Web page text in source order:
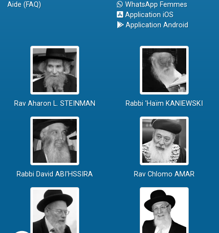
Aide (FAQ)
WhatsApp Femmes
Application iOS
Application Android
Rav Aharon L. STEINMAN Rabbi 'Haïm KANIEWSKI
Rabbi David ABI'HSSIRA Rav Chlomo AMAR